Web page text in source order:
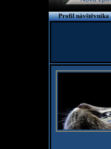
Profil návštěvníka